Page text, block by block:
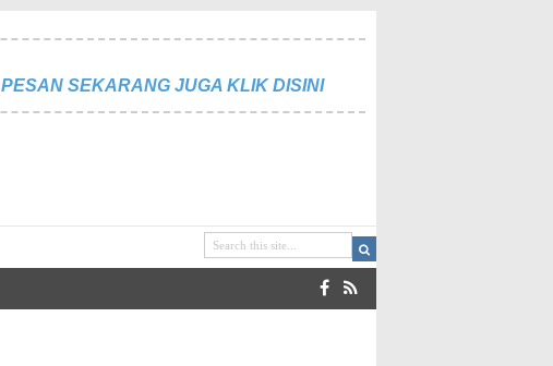
PESAN SEKARANG JUGA KLIK DISINI